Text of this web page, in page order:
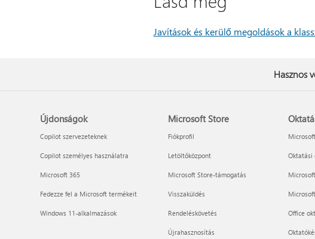
Javítások és kerülő megoldások a
Hasznos
Újdonságok
Copilot szervezeteknek
Copilot személyes használatra
Microsoft 365
Fedezze fel a Microsoft termékeit
Windows 11-alkalmazások
Microsoft Store
Fiókprofil
Letöltőközpont
Microsoft Store-támogatás
Visszaküldés
Rendeléskövetés
Újrahasznosítás
Oktatási
Office